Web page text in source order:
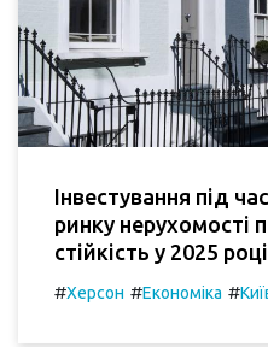
Інвестування під
ринку нерухомості
стійкість у 2025
#Херсон #Економіка #